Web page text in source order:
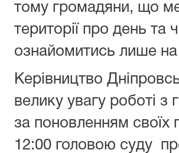
тому громадяни, що
території про день та
ознайомитись лише на
Керівництво
велику увагу роботі
за поновленням
12:00 головою суду